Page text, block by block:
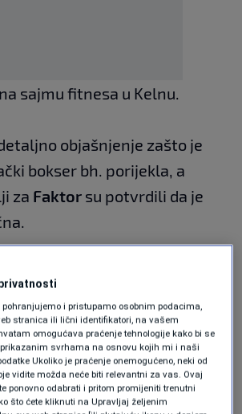
sajmu fitnesa u Kelnu.
objašnjenje zašto je
bokser bh. porijekla, a
za Faktor su potvrdili da je
smo informacijom'',
Adnana Ćatića.
bit će objavljeno naknadno.
možete pratiti UŽIVO na
pohranjujemo i pristupamo osobnim podacima,
stranica ili lični identifikatori, na vašem
omogućava praćenje tehnologije kako bi se
svrhama na osnovu kojih mi i naši
Ukoliko je praćenje onemogućeno, neki od
vidite možda neće biti relevantni za vas. Ovaj
ponovno odabrati i pritom promijeniti trenutni
što ćete kliknuti na Upravljaj željenim